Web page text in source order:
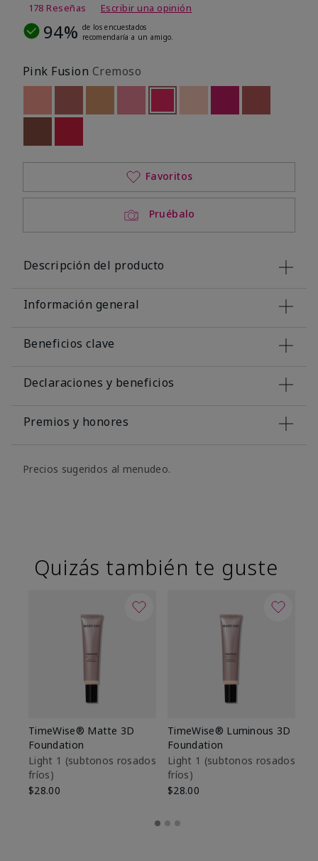
178 Reseñas
Escribir una opinión
94% de los encuestados
recomendaría a un amigo.
Pink Fusion Cremoso
Out of stockOut of stockseleccionado
Out of stock
Pruébalo
Favoritos
Descripción del producto
Información general
Beneficios clave
Declaraciones y beneficios
Premios y honores
Precios sugeridos al menudeo.
Quizás también te guste
TimeWise® Matte 3D
Foundation
Light 1​ (subtonos rosados
fríos)
$28.00
TimeWise® Luminous 3D
Foundation
Light 1​ (subtonos rosados
fríos)
$28.00